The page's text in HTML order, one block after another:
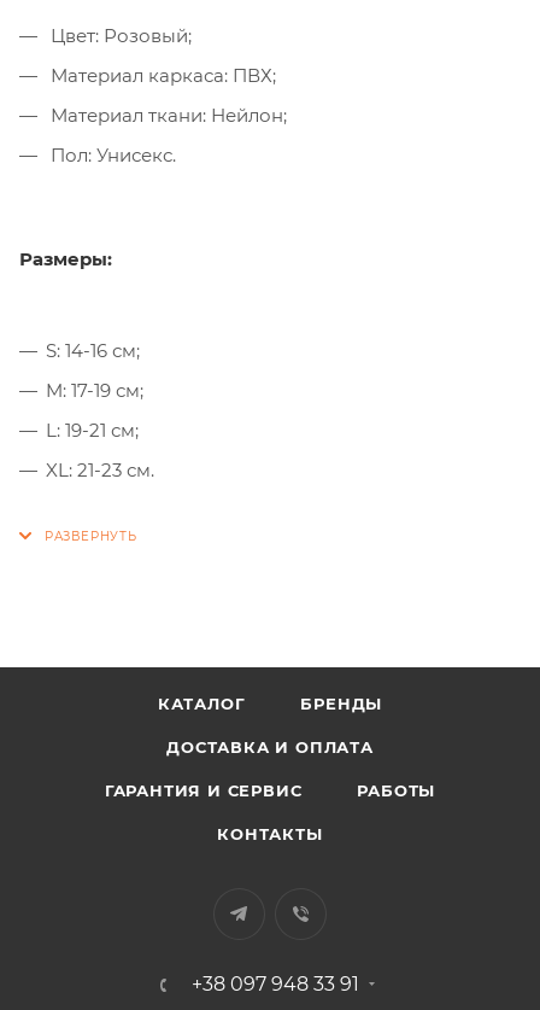
Цвет: Розовый;
Материал каркаса: ПВХ;
Материал ткани: Нейлон;
Пол: Унисекс.
Размеры:
S: 14-16 см;
M: 17-19 см;
L: 19-21 см;
XL: 21-23 см.
КАТАЛОГ БРЕНДЫ
ДОСТАВКА И ОПЛАТА
ГАРАНТИЯ И СЕРВИС РАБОТЫ
КОНТАКТЫ
+38 097 948 33 91